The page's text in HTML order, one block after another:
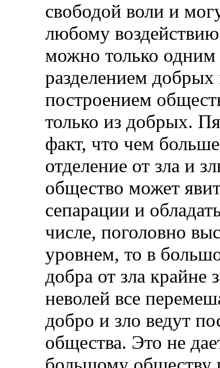
свободой воли и
любому
можно только одним
разделением
построением
только из добрых.
факт, что чем
отделение от зла и
общество может
сепарации и
числе, поголовно
уровнем, то в
добра от зла крайне
неволей все
добро и зло ведут
общества. Это не